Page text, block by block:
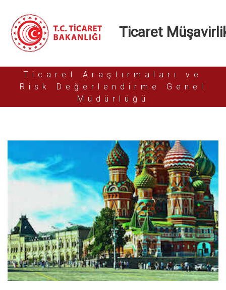
Ticaret
Ticaret Araştırmaları ve
Risk Değerlendirme Genel
Müdürlüğü